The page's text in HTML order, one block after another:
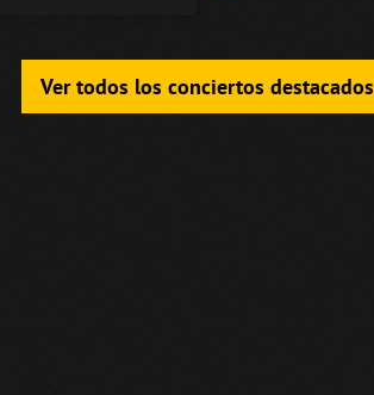
Ver todos los conciertos destacados